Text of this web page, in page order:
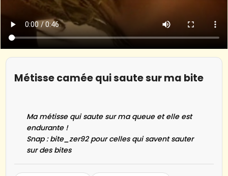
Métisse camée qui saute sur ma bite
Ma métisse qui saute sur ma queue et elle est
endurante !
Snap : bite_zer92 pour celles qui savent sauter
sur des bites